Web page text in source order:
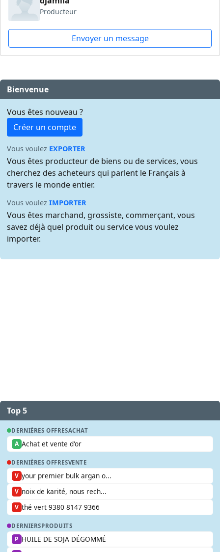
Producteur
Envoyer un message
Bienvenue
Vous êtes nouveau ?
Créer un compte
Vous voulez EXPORTER
Vous êtes producteur de biens ou de services, vous
cherchez des acheteurs qui parlent le Français à
travers le monde entier.
Vous voulezIMPORTER
Vous êtes marchand, grossiste, commerçant, vous
savez déjà quel produit ou service vous voulez
importer.
Top 5
DERNIÈRES OFFRESACHAT
A Achat et vente d'or
DERNIÈRES OFFRESVENTE
V your premier bulk argan o...
V noix de karité, nous rech...
V thé vert 9380 8147 9366
DERNIERSPRODUITS
P HUILE DE SOJA DÉGOMMÉ